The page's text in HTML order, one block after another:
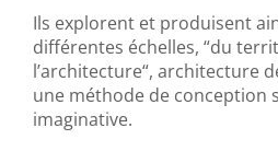
Ils explorent et produisent
différentes échelles, “du
l’architecture“, architecture
une méthode de conception
imaginative.